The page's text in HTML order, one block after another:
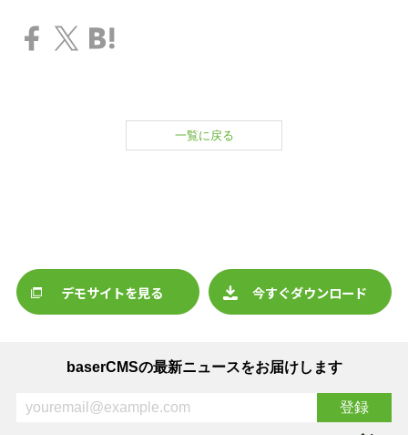
一覧に戻る
デモサイトを見る 今すぐダウンロード
baserCMSの最新ニュースをお届けします